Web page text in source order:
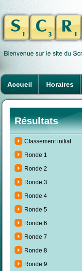
Accueil Horaires
Résultats
Classement initial
Ronde 1
Ronde 2
Ronde 3
Ronde 4
Ronde 5
Ronde 6
Ronde 7
Ronde 8
Ronde 9